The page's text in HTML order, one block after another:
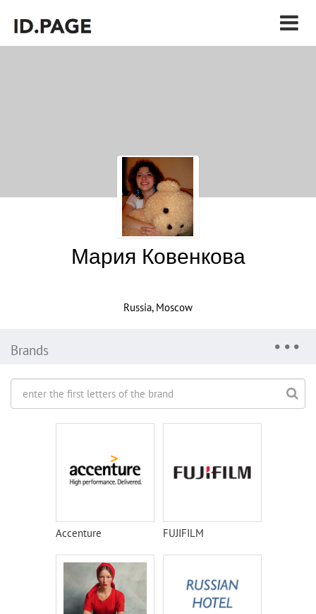
Мария Ковенкова
Russia, Moscow
Brands
Accenture FUJIFILM